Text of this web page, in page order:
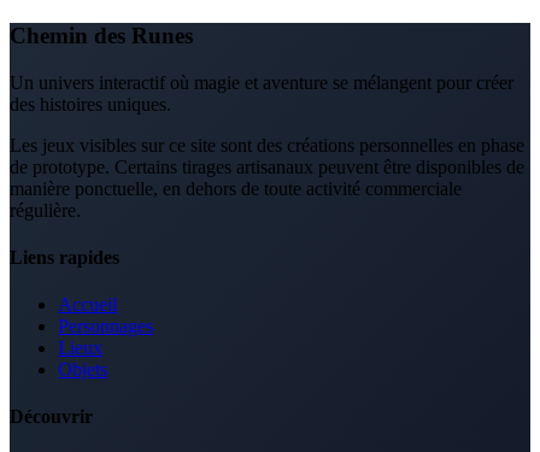
Chemin des Runes
Un univers interactif où magie et aventure se mélangent pour créer
des histoires uniques.
Les jeux visibles sur ce site sont des créations personnelles en phase
de prototype. Certains tirages artisanaux peuvent être disponibles de
manière ponctuelle, en dehors de toute activité commerciale
régulière.
Liens rapides
Accueil
Personnages
Lieux
Objets
Découvrir